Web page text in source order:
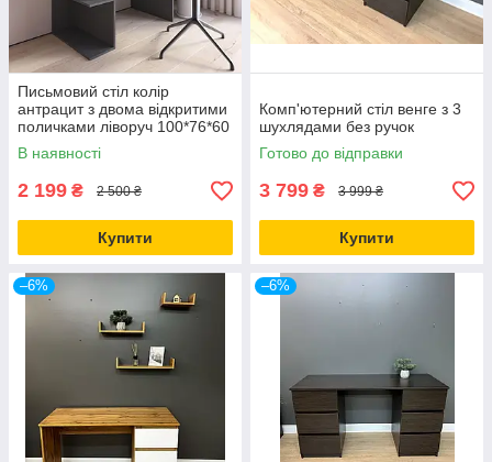
Письмовий стіл колір
антрацит з двома відкритими
поличками ліворуч 100*76*60
см
В наявності
2 199 ₴ 2 500 ₴
Купити
Комп'ютерний стіл венге з 3
шухлядами без ручок
Готово до відправки
3 799 ₴ 3 999 ₴
Купити
–6% –6%